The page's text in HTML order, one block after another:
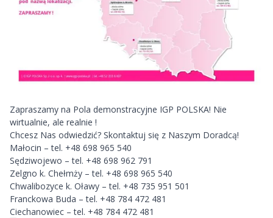
Zapraszamy na Pola demonstracyjne IGP POLSKA! Nie
wirtualnie, ale realnie !
Chcesz Nas odwiedzić? Skontaktuj się z Naszym Doradcą!
Małocin – tel. +48 698 965 540
Sędziwojewo – tel. +48 698 962 791
Zelgno k. Chełmży – tel. +48 698 965 540
Chwalibozyce k. Oławy – tel. +48 735 951 501
Franckowa Buda – tel. +48 784 472 481
Ciechanowiec – tel. +48 784 472 481